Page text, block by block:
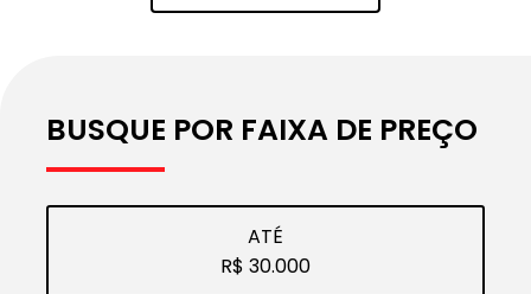
BUSQUE POR FAIXA DE PREÇO
ATÉ
R$ 30.000